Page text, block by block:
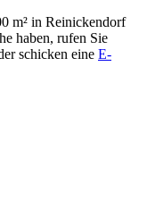
m² in Reinickendorf
haben, rufen Sie
schicken eine E-